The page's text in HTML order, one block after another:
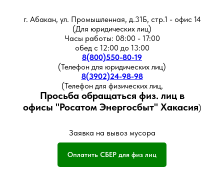
г. Абакан, ул. Промышленная, д.31Б, стр.1 - офис 14
(Для юридических лиц)
Часы работы: 08:00 - 17:00
обед с 12:00 до 13:00
8(800)550-80-19
(Телефон для юридических лиц)
8(3902)24-98-98
(Телефон для физических лиц,
Просьба обращаться физ. лиц в
офисы "Росатом Энергосбыт" Хакасия)
Заявка на вывоз мусора
Оплатить СБЕР для физ лиц